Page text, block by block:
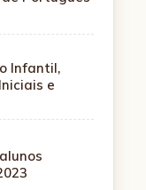
Infantil,
e